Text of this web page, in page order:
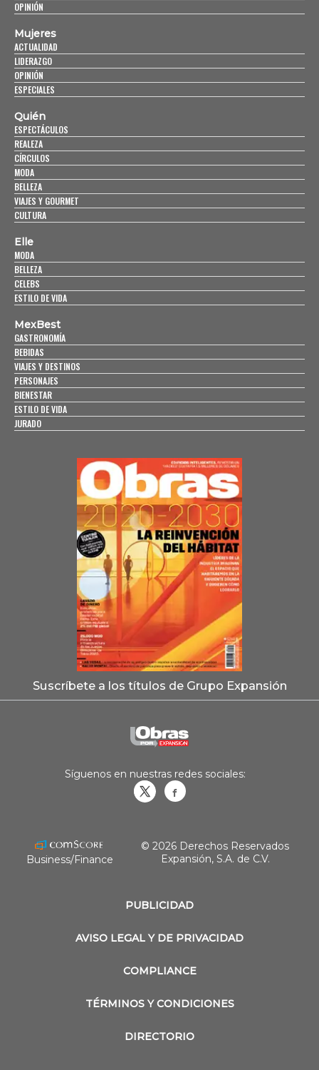
OPINIÓN
Mujeres
ACTUALIDAD
LIDERAZGO
OPINIÓN
ESPECIALES
Quién
ESPECTÁCULOS
REALEZA
CÍRCULOS
MODA
BELLEZA
VIAJES Y GOURMET
CULTURA
Elle
MODA
BELLEZA
CELEBS
ESTILO DE VIDA
MexBest
GASTRONOMÍA
BEBIDAS
VIAJES Y DESTINOS
PERSONAJES
BIENESTAR
ESTILO DE VIDA
JURADO
Suscríbete a los títulos de Grupo Expansión
PUBLICIDAD
AVISO LEGAL Y DE PRIVACIDAD
COMPLIANCE
TÉRMINOS Y CONDICIONES
DIRECTORIO
Síguenos en nuestras redes sociales:
Business/Finance
© 2026 Derechos Reservados
Expansión, S.A. de C.V.